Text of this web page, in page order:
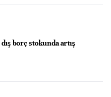
dış borç stokunda artış